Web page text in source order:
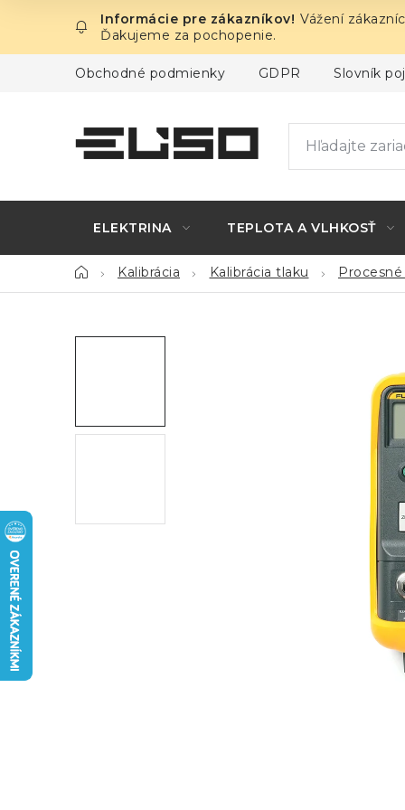
obsah
Vážení
Ďakujeme za pochopenie.
Obchodné podmienky GDPR Slovník
ELEKTRINA TEPLOTA A VLHKOSŤ
DomovKalibrácia Kalibrácia tlaku